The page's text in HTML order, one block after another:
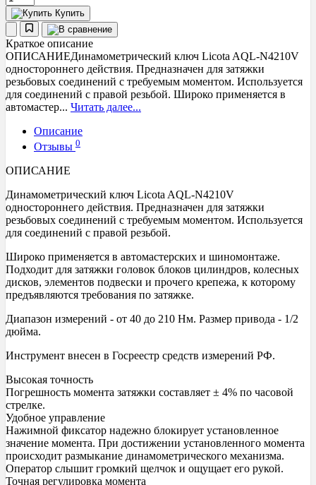
Купить
Краткое описание
ОПИСАНИЕДинамометрический ключ Licota AQL-N4210V
одностороннего действия. Предназначен для затяжки
резьбовых соединений с требуемым моментом. Используется
для соединений с правой резьбой. Широко применяется в
автомастер... Читать далее...
Описание
Отзывы 0
ОПИСАНИЕ
Динамометрический ключ Licota AQL-N4210V
одностороннего действия. Предназначен для затяжки
резьбовых соединений с требуемым моментом. Используется
для соединений с правой резьбой.
Широко применяется в автомастерских и шиномонтаже.
Подходит для затяжки головок блоков цилиндров, колесных
дисков, элементов подвески и прочего крепежа, к которому
предъявляются требования по затяжке.
Диапазон измерений - от 40 до 210 Нм. Размер привода - 1/2
дюйма.
Инструмент внесен в Госреестр средств измерений РФ.
Высокая точность
Погрешность момента затяжки составляет ± 4% по часовой
стрелке.
Удобное управление
Нажимной фиксатор надежно блокирует установленное
значение момента. При достижении установленного момента
происходит размыкание динамометрического механизма.
Оператор слышит громкий щелчок и ощущает его рукой.
Точная регулировка момента